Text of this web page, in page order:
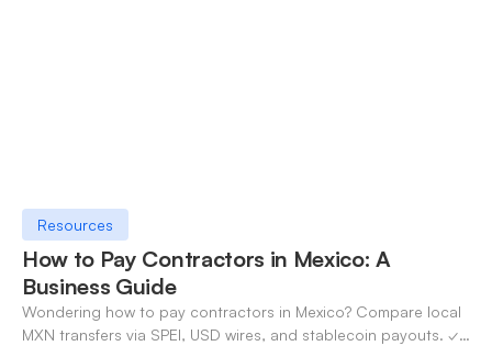
Resources
How to Pay Contractors in Mexico: A
Business Guide
Wondering how to pay contractors in Mexico? Compare local
MXN transfers via SPEI, USD wires, and stablecoin payouts. ✓